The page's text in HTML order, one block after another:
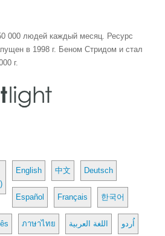
000 людей каждый месяц. Ресурс
в 1998 г. Беном Стридом и стал
г.
English 中文 Deutsch
Español Français 한국어
ภาษาไทย اللغة العربية اُردو